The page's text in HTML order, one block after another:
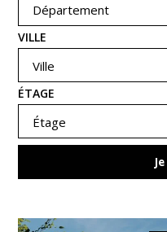
Département
VILLE
Ville
ÉTAGE
Étage